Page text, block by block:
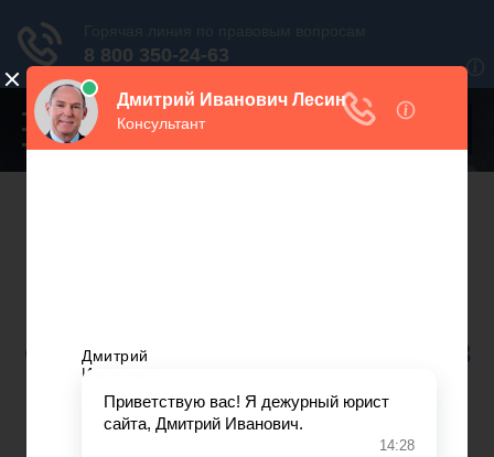
Переключатель
навигации
Санкт-Петербург
+7 812 467 34 68
Все регионы